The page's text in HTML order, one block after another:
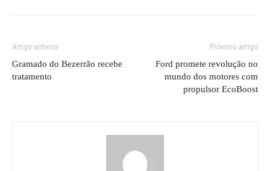
Artigo anterior
Gramado do Bezerrão recebe
tratamento
Próximo artigo
Ford promete revolução no
mundo dos motores com
propulsor EcoBoost